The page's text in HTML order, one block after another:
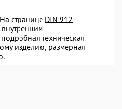
На странице DIN 912
подробная техническая
изделию, размерная